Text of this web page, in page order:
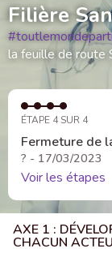
Filière
la feuille de route
ÉTAPE 4 SUR 4
Fermeture de
? - 17/03/2023
Voir les étapes
AXE 1 :
CHACUN